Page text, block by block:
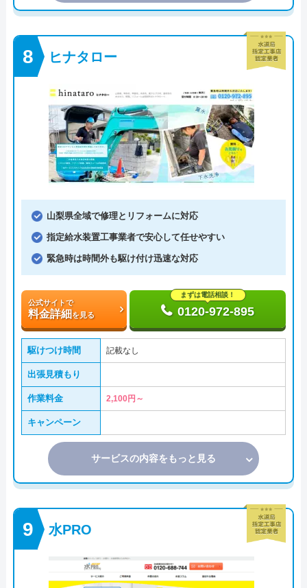
ヒナタロー
山梨県全域で修理とリフォームに対応
指定給水装置工事業者で安心して任せやすい
緊急時は時間外も駆け付け迅速な対応
公式サイトで
料金詳細を見る
まずは電話相談！
0120-972-895
駆けつけ時間 記載なし
出張見積もり
作業料金 2,100円～
キャンペーン
サービスの内容をもっと見る
水PRO